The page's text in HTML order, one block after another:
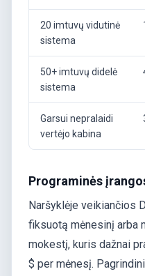
20 imtuvų vidutinė
sistema
50+ imtuvų didelė
sistema
Garsui nepralaidi
vertėjo kabina
Programinės
Naršyklėje veikiančios
fiksuotą mėnesinį arba
mokestį, kuris dažnai
$ per mėnesį.